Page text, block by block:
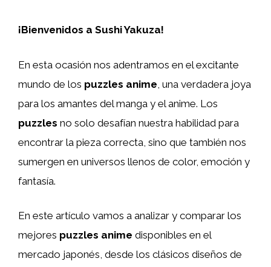
¡Bienvenidos a Sushi Yakuza!
En esta ocasión nos adentramos en el excitante
mundo de los puzzles anime , una verdadera joya
para los amantes del manga y el anime. Los
puzzles no solo desafían nuestra habilidad para
encontrar la pieza correcta, sino que también nos
sumergen en universos llenos de color, emoción y
fantasía.
En este artículo vamos a analizar y comparar los
mejores puzzles anime disponibles en el
mercado japonés, desde los clásicos diseños de